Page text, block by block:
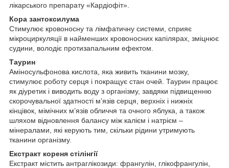
лікарського препарату «Кардіофіт».
Кора зантоксилума
Стимулює кровоносну та лімфатичну системи, сприяє
мікроциркуляції в найменших кровоносних капілярах, зміцнює
судини, володіє протизапальним ефектом.
Таурин
Аміносульфонова кислота, яка живить тканини мозку,
стимулює роботу серця і покращує стан очей. Таурин працює
як діуретик і виводить воду з організму, завдяки підвищенню
скорочувальної здатності м’язів серця, верхніх і нижніх
кінцівок, мімічних м’язів обличчя та очного яблука, а також
шляхом відновлення балансу між калієм і натрієм –
мінералами, які керують тим, скільки рідини утримують
тканини організму.
Екстракт кореня стілінгії
Екстракт містить антраглікозиди: франгулін, глікофрангулін,